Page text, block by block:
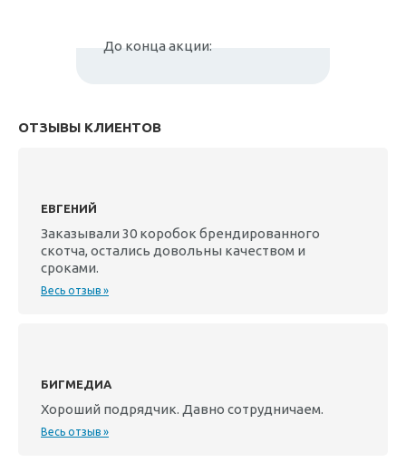
До конца акции:
ОТЗЫВЫ КЛИЕНТОВ
ЕВГЕНИЙ
Заказывали 30 коробок брендированного
скотча, остались довольны качеством и
сроками.
Весь отзыв »
БИГМЕДИА
Хороший подрядчик. Давно сотрудничаем.
Весь отзыв »